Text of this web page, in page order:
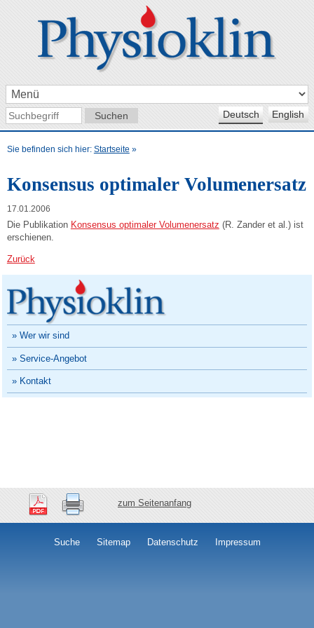
Deutsch English
Sie befinden sich hier: Startseite »
Konsensus optimaler Volumenersatz
17.01.2006
Die Publikation Konsensus optimaler Volumenersatz (R. Zander et al.) ist
erschienen.
Zurück
» Wer wir sind
» Service-Angebot
» Kontakt
zum Seitenanfang
Suche Sitemap Datenschutz Impressum